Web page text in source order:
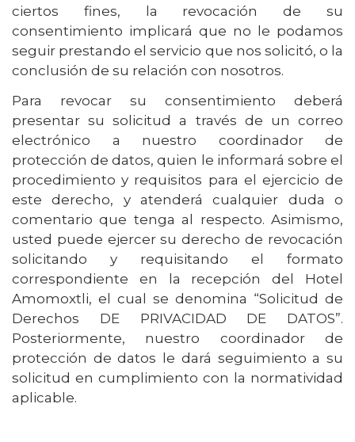
ciertos fines, la revocación de su
consentimiento implicará que no le podamos
seguir prestando el servicio que nos solicitó, o la
conclusión de su relación con nosotros.
Para revocar su consentimiento deberá
presentar su solicitud a través de un correo
electrónico a nuestro coordinador de
protección de datos, quien le informará sobre el
procedimiento y requisitos para el ejercicio de
este derecho, y atenderá cualquier duda o
comentario que tenga al respecto. Asimismo,
usted puede ejercer su derecho de revocación
solicitando y requisitando el formato
correspondiente en la recepción del Hotel
Amomoxtli, el cual se denomina “Solicitud de
Derechos DE PRIVACIDAD DE DATOS”.
Posteriormente, nuestro coordinador de
protección de datos le dará seguimiento a su
solicitud en cumplimiento con la normatividad
aplicable.